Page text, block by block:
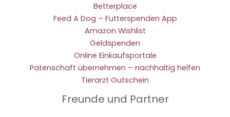
Betterplace
Feed A Dog – Futterspenden App
Amazon Wishlist
Geldspenden
Online Einkaufsportale
Patenschaft übernehmen – nachhaltig helfen
Tierarzt Gutschein
Freunde und Partner